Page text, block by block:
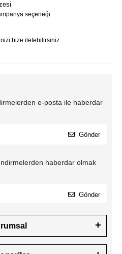
seçeneği
bize iletebilirsiniz.
e-posta ile haberdar
Gönder
haberdar olmak
Gönder